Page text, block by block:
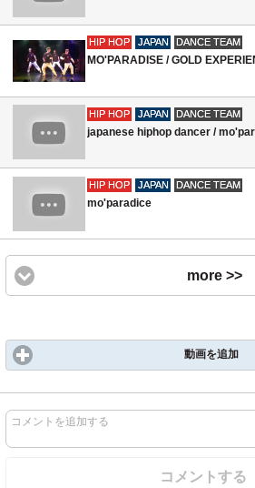
HIP HOP JAPAN DANCE TEAM
HIP HOP JAPAN DANCE TEAM
japanese hiphop dancer /
HIP HOP JAPAN DANCE TEAM
mo'paradice
more >>
動画を追加
コメントを追加する
コメントする